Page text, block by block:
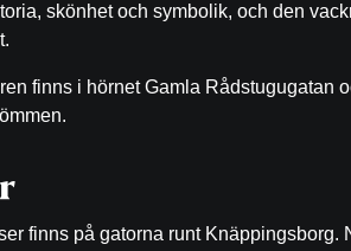
skönhet och symbolik, och den
finns i hörnet Gamla Rådstugugatan
finns på gatorna runt Knäppingsborg.